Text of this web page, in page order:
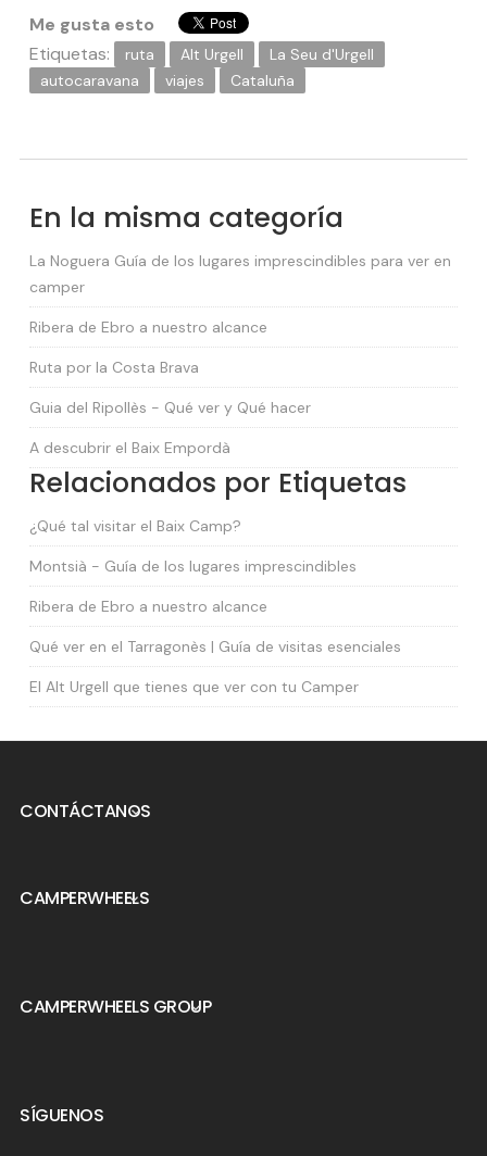
Me gusta esto
Etiquetas:
ruta Alt Urgell
La Seu d'Urgell
autocaravana
viajes Cataluña
En la misma categoría
La Noguera Guía de los lugares imprescindibles para ver en
camper
Ribera de Ebro a nuestro alcance
Ruta por la Costa Brava
Guia del Ripollès - Qué ver y Qué hacer
A descubrir el Baix Empordà
Relacionados por Etiquetas
¿Qué tal visitar el Baix Camp?
Montsià - Guía de los lugares imprescindibles
Ribera de Ebro a nuestro alcance
Qué ver en el Tarragonès | Guía de visitas esenciales
El Alt Urgell que tienes que ver con tu Camper
CONTÁCTANOS

CAMPERWHEELS

CAMPERWHEELS GROUP

SÍGUENOS